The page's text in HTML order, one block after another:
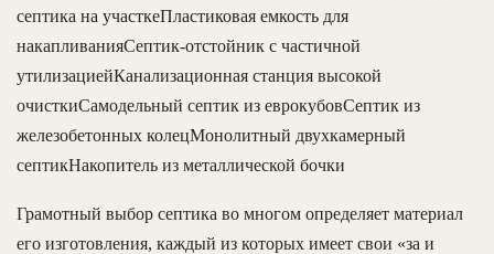
септика на участкеПластиковая емкость для
накапливанияСептик-отстойник с частичной
утилизациейКанализационная станция высокой
очисткиСамодельный септик из еврокубовСептик из
железобетонных колецМонолитный двухкамерный
септикНакопитель из металлической бочки
Грамотный выбор септика во многом определяет материал
его изготовления, каждый из которых имеет свои «за и